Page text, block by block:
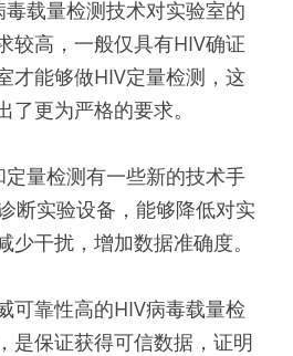
载量检测技术对实验室的
较高，一般仅具有HIV确证
才能够做HIV定量检测，这
更为严格的要求。
定量检测有一些新的技术手
断实验设备，能够降低对实
少干扰，增加数据准确度。
可靠性高的HIV病毒载量检
是保证获得可信数据，证明